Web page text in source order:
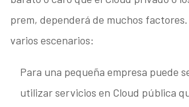
prem, dependerá de muchos
varios escenarios:
Para una pequeña empresa puede
utilizar servicios en Cloud pública